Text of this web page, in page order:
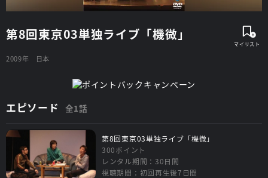
第8回東京03単独ライブ「機微」
2009年 日本
エピソード 全1話
第8回東京03単独ライブ「機微」
300ポイント
レンタル期間：30日間
視聴期間：初回再生後7日間